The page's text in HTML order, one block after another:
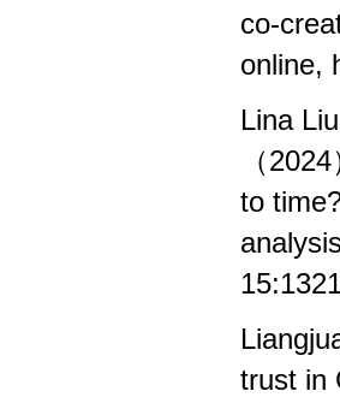
co-
online,
Lina
（
to
trust in